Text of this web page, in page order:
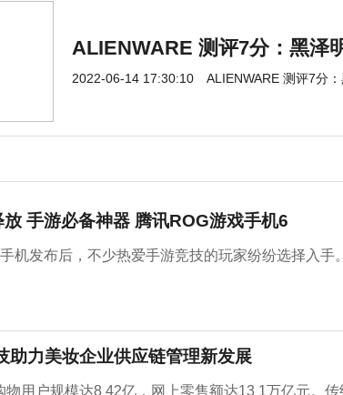
ALIENWARE 测评7分：黑泽
2022-06-14 17:30:10 ALIENWARE 测评7分
手游必备神器 腾讯ROG游戏手机6
机发布后，不少热爱手游竞技的玩家纷纷选择入
助力美妆企业供应链管理新发展
物用户规模达8 42亿，网上零售额达13 1万亿元。